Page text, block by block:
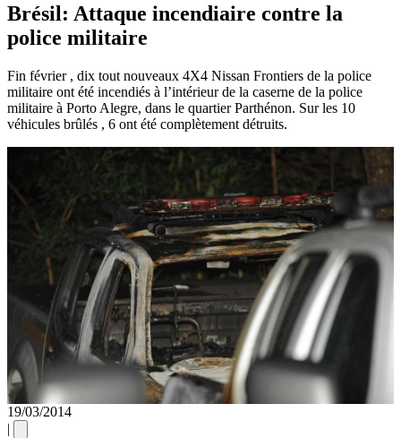
Brésil: Attaque incendiaire contre la
police militaire
Fin février , dix tout nouveaux 4X4 Nissan Frontiers de la police
militaire ont été incendiés à l’intérieur de la caserne de la police
militaire à Porto Alegre, dans le quartier Parthénon. Sur les 10
véhicules brûlés , 6 ont été complètement détruits.
19/03/2014
|